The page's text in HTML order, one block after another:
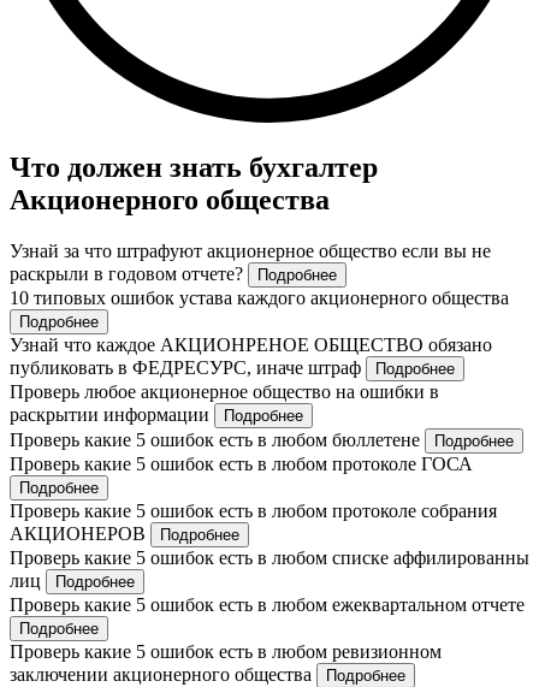
Что должен знать бухгалтер
Акционерного общества
Узнай за что штрафуют акционерное общество если вы не
раскрыли в годовом отчете?
Подробнее
10 типовых ошибок устава каждого акционерного общества
Подробнее
Узнай что каждое АКЦИОНРЕНОЕ ОБЩЕСТВО обязано
публиковать в ФЕДРЕСУРС, иначе штраф
Подробнее
Проверь любое акционерное общество на ошибки в
раскрытии информации
Подробнее
Проверь какие 5 ошибок есть в любом бюллетене Подробнее
Проверь какие 5 ошибок есть в любом протоколе ГОСА
Подробнее
Проверь какие 5 ошибок есть в любом протоколе собрания
АКЦИОНЕРОВ
Подробнее
Проверь какие 5 ошибок есть в любом списке аффилированны
лиц
Подробнее
Проверь какие 5 ошибок есть в любом ежеквартальном отчете
Подробнее
Проверь какие 5 ошибок есть в любом ревизионном
заключении акционерного общества
Подробнее